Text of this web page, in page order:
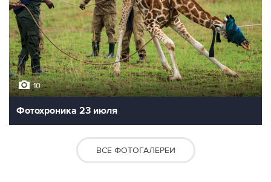
10
Фотохроника 23 июля
ВСЕ ФОТОГАЛЕРЕИ